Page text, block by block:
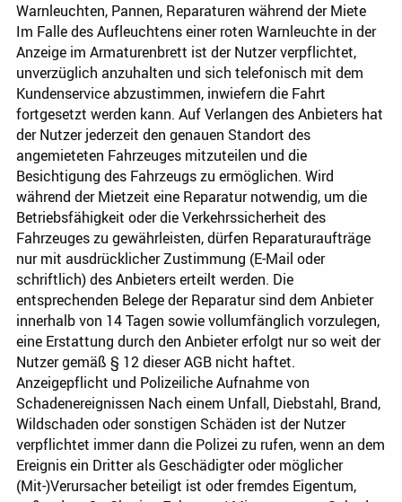
Warnleuchten, Pannen, Reparaturen während der Miete
Im Falle des Aufleuchtens einer roten Warnleuchte in der
Anzeige im Armaturenbrett ist der Nutzer verpflichtet,
unverzüglich anzuhalten und sich telefonisch mit dem
Kundenservice abzustimmen, inwiefern die Fahrt
fortgesetzt werden kann. Auf Verlangen des Anbieters hat
der Nutzer jederzeit den genauen Standort des
angemieteten Fahrzeuges mitzuteilen und die
Besichtigung des Fahrzeugs zu ermöglichen. Wird
während der Mietzeit eine Reparatur notwendig, um die
Betriebsfähigkeit oder die Verkehrssicherheit des
Fahrzeuges zu gewährleisten, dürfen Reparaturaufträge
nur mit ausdrücklicher Zustimmung (E-Mail oder
schriftlich) des Anbieters erteilt werden. Die
entsprechenden Belege der Reparatur sind dem Anbieter
innerhalb von 14 Tagen sowie vollumfänglich vorzulegen,
eine Erstattung durch den Anbieter erfolgt nur so weit der
Nutzer gemäß § 12 dieser AGB nicht haftet.
Anzeigepflicht und Polizeiliche Aufnahme von
Schadenereignissen Nach einem Unfall, Diebstahl, Brand,
Wildschaden oder sonstigen Schäden ist der Nutzer
verpflichtet immer dann die Polizei zu rufen, wenn an dem
Ereignis ein Dritter als Geschädigter oder möglicher
(Mit-)Verursacher beteiligt ist oder fremdes Eigentum,